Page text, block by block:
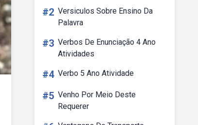
#2 Versiculos Sobre Ensino Da
Palavra
#3 Verbos De Enunciação 4 Ano
Atividades
#4 Verbo 5 Ano Atividade
#5 Venho Por Meio Deste
Requerer